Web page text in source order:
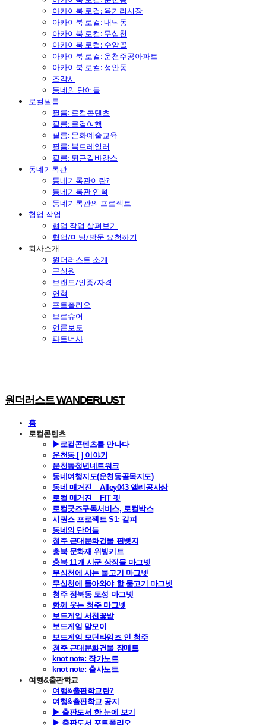
아카이북 로컬: 육거리시장
아카이북 로컬: 내덕동
아카이북 로컬: 무심천
아카이북 로컬: 수암골
아카이북 로컬: 운천주공아파트
아카이북 로컬: 성안동
조각시
동네의 단어들
로컬필름
필름: 로컬콘텐츠
필름: 로컬여행
필름: 문화예술교육
필름: 북트레일러
필름: 퇴근길바캉스
동네기록관
동네기록관이란?
동네기록관 연혁
동네기록관의 프로젝트
협업 작업
협업 작업 살펴보기
협업/미팅/방문 요청하기
회사소개
원더러스트 소개
구성원
브랜드/인증/자격
연혁
포트폴리오
브로슈어
언론보도
파트너사
원더러스트 WANDERLUST
홈
로컬콘텐츠
▶로컬콘텐츠를 만나다
운천동 [ ] 이야기
운천동청년네트워크
동네여행지도(운천동골목지도)
동네 매거진 _ Alley043 앨리공사삼
로컬 매거진 _ FIT 핏
로컬굿즈구독서비스, 로컬박스
시퀀스 프로젝트 S1: 갈피
동네의 단어들
청주 근대문화건물 핀뱃지
충북 문화재 위빙키트
충북 11개 시군 상징물 마그넷
무심천에 사는 물고기 마그넷
무심천에 돌아와야 할 물고기 마그넷
청주 정북동 토성 마그넷
함께 웃는 청주 마그넷
보드게임 서천꽃밭
보드게임 말모이
보드게임 모던타임즈 인 청주
청주 근대문화건물 장매트
knot note: 작가노트
knot note: 출사노트
여행&출판학교
여행&출판학교란?
여행&출판학교 공지
▶ 출판도서 한 눈에 보기
▶ 출판도서 포트폴리오